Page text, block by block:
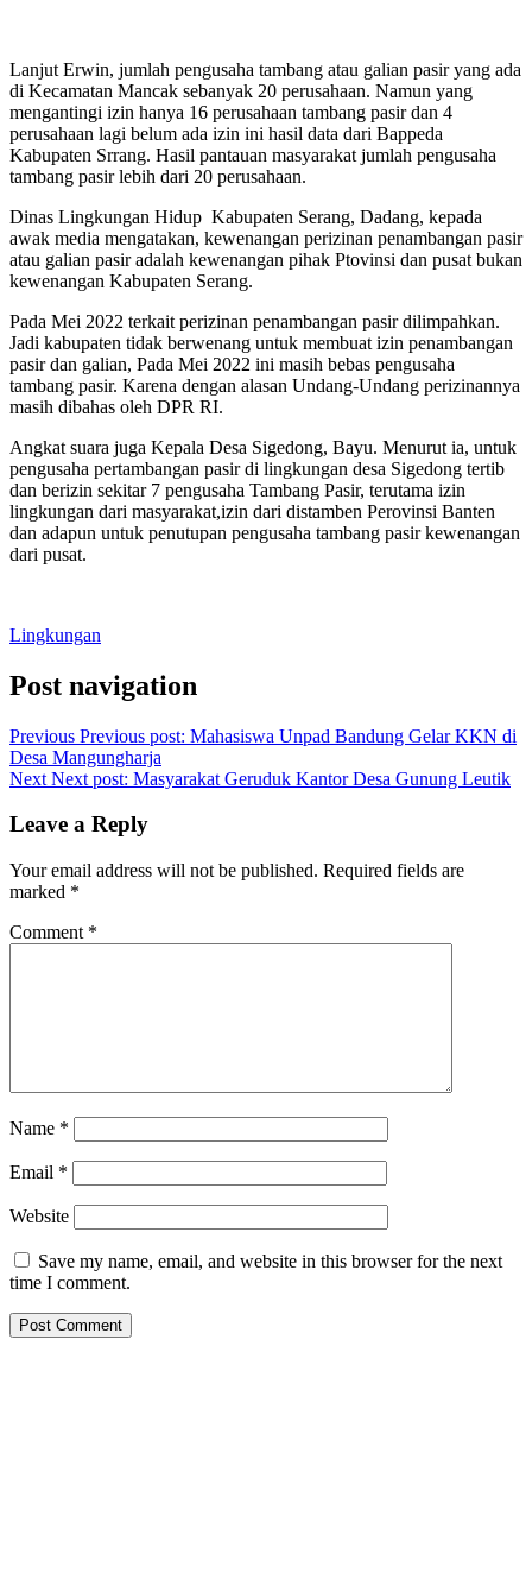
Lanjut Erwin, jumlah pengusaha tambang atau galian pasir yang ada
di Kecamatan Mancak sebanyak 20 perusahaan. Namun yang
mengantingi izin hanya 16 perusahaan tambang pasir dan 4
perusahaan lagi belum ada izin ini hasil data dari Bappeda
Kabupaten Srrang. Hasil pantauan masyarakat jumlah pengusaha
tambang pasir lebih dari 20 perusahaan.
Dinas Lingkungan Hidup Kabupaten Serang, Dadang, kepada
awak media mengatakan, kewenangan perizinan penambangan pasir
atau galian pasir adalah kewenangan pihak Ptovinsi dan pusat bukan
kewenangan Kabupaten Serang.
Pada Mei 2022 terkait perizinan penambangan pasir dilimpahkan.
Jadi kabupaten tidak berwenang untuk membuat izin penambangan
pasir dan galian, Pada Mei 2022 ini masih bebas pengusaha
tambang pasir. Karena dengan alasan Undang-Undang perizinannya
masih dibahas oleh DPR RI.
Angkat suara juga Kepala Desa Sigedong, Bayu. Menurut ia, untuk
pengusaha pertambangan pasir di lingkungan desa Sigedong tertib
dan berizin sekitar 7 pengusaha Tambang Pasir, terutama izin
lingkungan dari masyarakat,izin dari distamben Perovinsi Banten
dan adapun untuk penutupan pengusaha tambang pasir kewenangan
dari pusat.
Lingkungan
Post navigation
Previous Previous post: Mahasiswa Unpad Bandung Gelar KKN di
Desa Mangungharja
Next Next post: Masyarakat Geruduk Kantor Desa Gunung Leutik
Leave a Reply
Your email address will not be published. Required fields are
marked *
Comment *
Name *
Email *
Website
Save my name, email, and website in this browser for the next
time I comment.